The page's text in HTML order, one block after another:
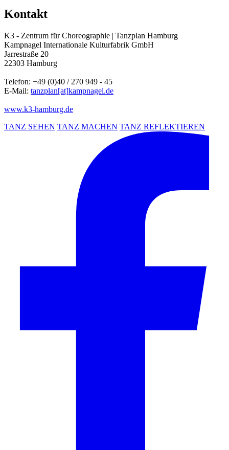
Kontakt
K3 - Zentrum für Choreographie | Tanzplan Hamburg
Kampnagel Internationale Kulturfabrik GmbH
Jarrestraße 20
22303 Hamburg
Telefon: +49 (0)40 / 270 949 - 45
E-Mail: tanzplan[at]kampnagel.de
www.k3-hamburg.de
TANZ SEHEN TANZ MACHEN TANZ REFLEKTIEREN